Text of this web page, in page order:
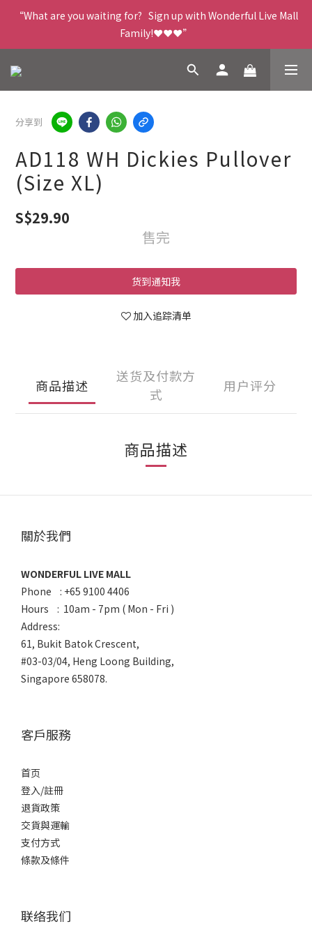
“What are you waiting for?   Sign up with Wonderful Live Mall
Family!❤️❤️❤️”
分享到
AD118 WH Dickies Pullover
(Size XL)
S$29.90
售完
货到通知我
加入追踪清单
商品描述
送货及付款方
式
用户评分
商品描述
關於我們
WONDERFUL LIVE MALL
Phone : +65 9100 4406
Hours : 10am - 7pm ( Mon - Fri )
Address:
61, Bukit Batok Crescent,
#03-03/04, Heng Loong Building,
Singapore 658078.
客戶服務
首页
登入/註冊
退貨政策
交貨與運輸
支付方式
條款及條件
联络我们